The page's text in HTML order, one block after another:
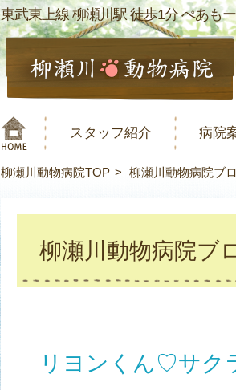
東武東上線 柳瀬川駅 徒歩1分 ぺあも
スタッフ紹介 病院
柳瀬川動物病院TOP 柳瀬川動物病院ブ
柳瀬川動物病院ブ
リヨンくん♡サ